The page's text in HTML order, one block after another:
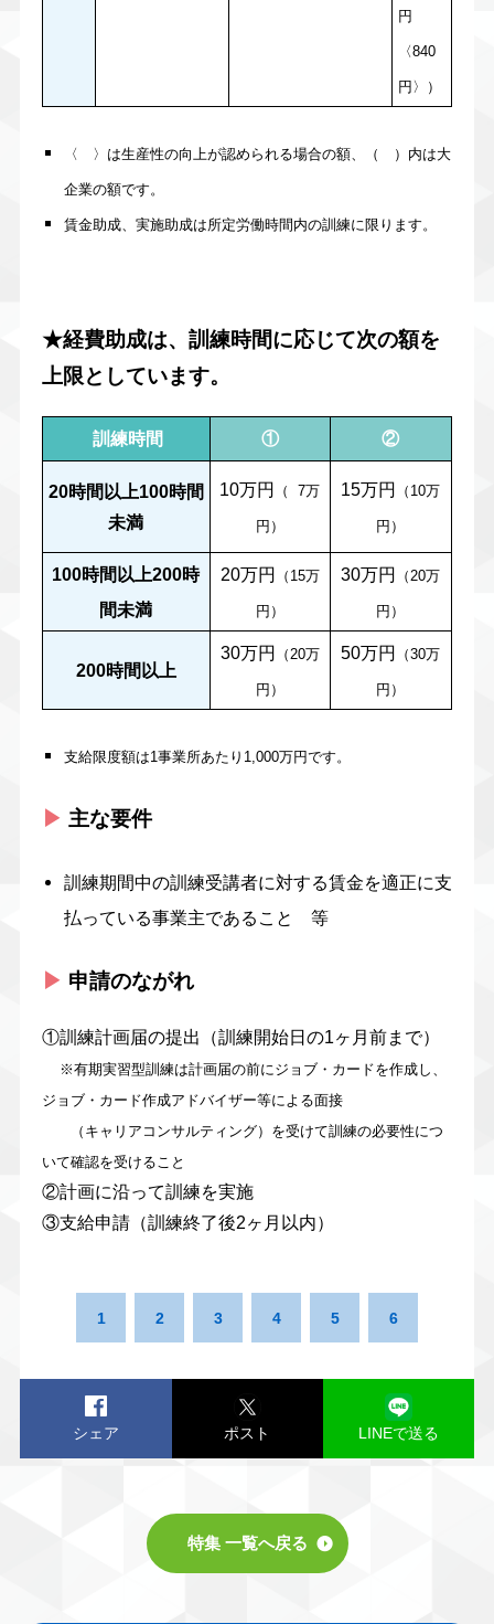
円
〈840
円〉）
〈 〉は生産性の向上が認められる場合の額、（ ）内は大
企業の額です。
賃金助成、実施助成は所定労働時間内の訓練に限ります。
★経費助成は、訓練時間に応じて次の額を
上限としています。
訓練時間 ① ②
20時間以上100時間
未満
10万円 （ 7万
円）
15万円 （10万
円）
100時間以上200時
間未満
20万円 （15万
円）
30万円 （20万
円）
200時間以上
30万円 （20万
円）
50万円 （30万
円）
支給限度額は1事業所あたり1,000万円です。
▶︎ 主な要件
訓練期間中の訓練受講者に対する賃金を適正に支
払っている事業主であること 等
▶︎ 申請のながれ
①訓練計画届の提出（訓練開始日の1ヶ月前まで）
※有期実習型訓練は計画届の前にジョブ・カードを作成し、
ジョブ・カード作成アドバイザー等による面接
（キャリアコンサルティング）を受けて訓練の必要性につ
いて確認を受けること
②計画に沿って訓練を実施
③支給申請（訓練終了後2ヶ月以内）
1 2 3 4 5 6
シェア ポスト LINEで送る
特集 一覧へ戻る